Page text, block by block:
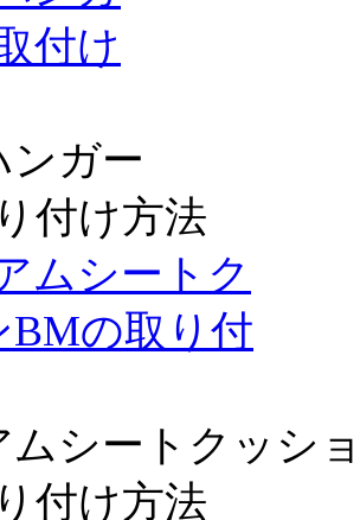
ンガー
付け方法
ムシートクッシ
付け方法